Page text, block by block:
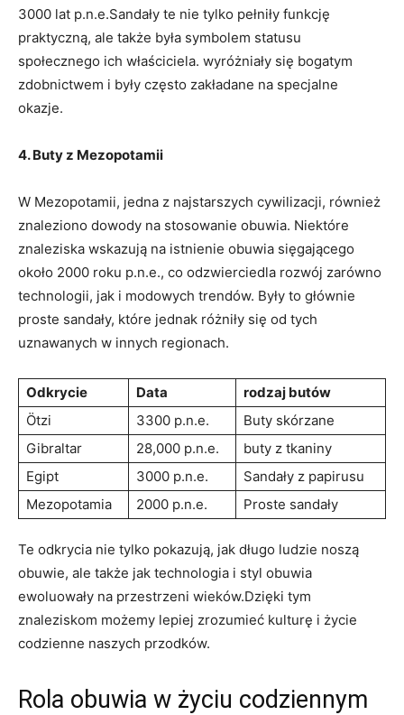
3000 lat p.n.e.Sandały te⁤ nie tylko pełniły funkcję
⁤praktyczną, ale także była symbolem statusu
społecznego⁤ ich właściciela. wyróżniały się⁤ bogatym
zdobnictwem i były często zakładane na specjalne
okazje.
4. Buty z ‍Mezopotamii
W ‌Mezopotamii, jedna​ z ​najstarszych cywilizacji, również
znaleziono dowody na stosowanie ​obuwia. Niektóre
znaleziska ‌wskazują na istnienie obuwia sięgającego‍
około 2000 roku p.n.e., co odzwierciedla⁢ rozwój ⁣zarówno
technologii, jak i modowych‍ trendów. Były to głównie
proste sandały, które jednak różniły⁤ się od tych
uznawanych ⁢w innych⁤ regionach.
Odkrycie Data
rodzaj butów
Ötzi
3300 p.n.e.
Buty skórzane
Gibraltar
28,000 ⁤p.n.e.
buty z ⁣tkaniny
Egipt
3000 p.n.e.
Sandały z papirusu
Mezopotamia
2000 ⁢p.n.e. Proste sandały
Te odkrycia nie tylko pokazują, jak długo ⁢ludzie ‍noszą
obuwie, ale⁢ także​ jak technologia‍ i styl obuwia
ewoluowały na przestrzeni wieków.Dzięki tym
⁤znaleziskom‍ możemy ​lepiej zrozumieć ‌kulturę i życie
codzienne naszych przodków.
Rola obuwia w życiu⁣ codziennym